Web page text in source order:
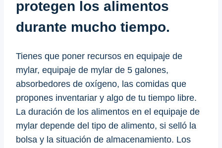
protegen los alimentos
durante mucho tiempo.
Tienes que poner recursos en equipaje de
mylar, equipaje de mylar de 5 galones,
absorbedores de oxígeno, las comidas que
propones inventariar y algo de tu tiempo libre.
La duración de los alimentos en el equipaje de
mylar depende del tipo de alimento, si selló la
bolsa y la situación de almacenamiento. Los